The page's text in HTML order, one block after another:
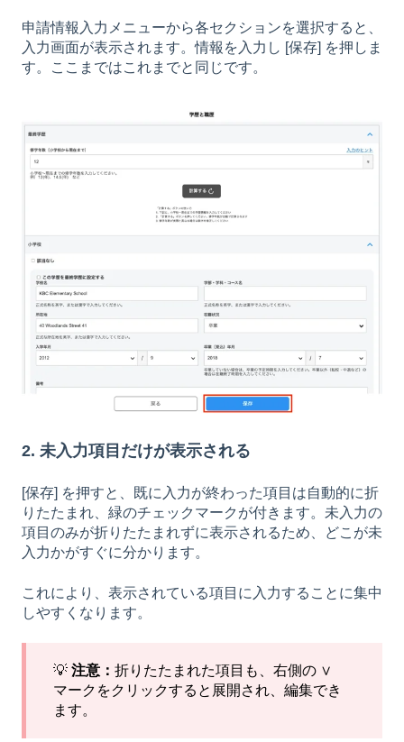
申請情報入力メニューから各セクションを選択すると、
入力画面が表示されます。情報を入力し [保存] を押しま
す。ここまではこれまでと同じです。
2. 未入力項目だけが表示される
[保存] を押すと、既に入力が終わった項目は自動的に折
りたたまれ、緑のチェックマークが付きます。未入力の
項目のみが折りたたまれずに表示されるため、どこが未
入力かがすぐに分かります。
これにより、表示されている項目に入力することに集中
しやすくなります。
💡 注意： 折りたたまれた項目も、右側の ∨
マークをクリックすると展開され、編集でき
ます。